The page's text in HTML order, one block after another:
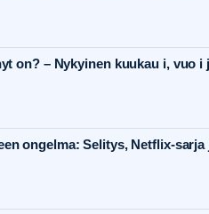
on? – Nykyinen kuukau i, vuo i
ongelma: Selitys, Netflix-